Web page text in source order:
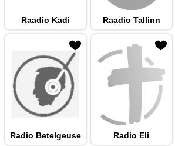
Raadio Kadi Raadio Tallinn
Radio Betelgeuse Radio Eli